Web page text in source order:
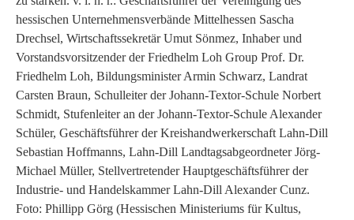
Politik
Verwaltung
Unsere Standorte
Presse
hessischen Unternehmensverbände Mittelhessen Sascha
Drechsel, Wirtschaftssekretär Umut Sönmez, Inhaber und
Vorstandsvorsitzender der Friedhelm Loh Group Prof. Dr.
Friedhelm Loh, Bildungsminister Armin Schwarz, Landrat
Carsten Braun, Schulleiter der Johann-Textor-Schule Norbert
Schmidt, Stufenleiter an der Johann-Textor-Schule Alexander
Schüler, Geschäftsführer der Kreishandwerkerschaft Lahn-Dill
Sebastian Hoffmanns, Lahn-Dill Landtagsabgeordneter Jörg-
Michael Müller, Stellvertretender Hauptgeschäftsführer der
Industrie- und Handelskammer Lahn-Dill Alexander Cunz.
Foto: Phillipp Görg (Hessischen Ministeriums für Kultus,